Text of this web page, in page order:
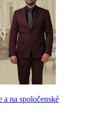
a na spoločenské